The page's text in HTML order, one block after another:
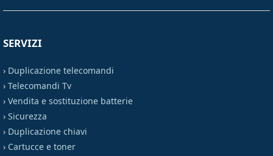
SERVIZI
› Duplicazione telecomandi
› Telecomandi Tv
› Vendita e sostituzione batterie
› Sicurezza
› Duplicazione chiavi
› Cartucce e toner